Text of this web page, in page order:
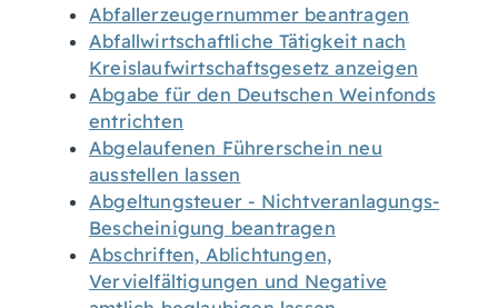
Abfallerzeugernummer beantragen
Abfallwirtschaftliche Tätigkeit nach
Kreislaufwirtschaftsgesetz anzeigen
Abgabe für den Deutschen Weinfonds
entrichten
Abgelaufenen Führerschein neu
ausstellen lassen
Abgeltungsteuer - Nichtveranlagungs-
Bescheinigung beantragen
Abschriften, Ablichtungen,
Vervielfältigungen und Negative